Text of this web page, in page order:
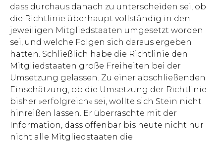
dass durchaus danach zu unterscheiden sei, ob
die Richtlinie überhaupt vollständig in den
jeweiligen Mitgliedstaaten umgesetzt worden
sei, und welche Folgen sich daraus ergeben
hätten. Schließlich habe die Richtlinie den
Mitgliedstaaten große Freiheiten bei der
Umsetzung gelassen. Zu einer abschließenden
Einschätzung, ob die Umsetzung der Richtlinie
bisher »erfolgreich« sei, wollte sich Stein nicht
hinreißen lassen. Er überraschte mit der
Information, dass offenbar bis heute nicht nur
nicht alle Mitgliedstaaten die